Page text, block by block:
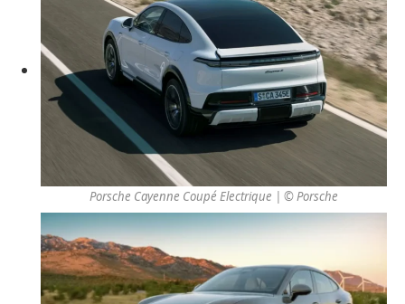
Porsche Cayenne Coupé Electrique | © Porsche